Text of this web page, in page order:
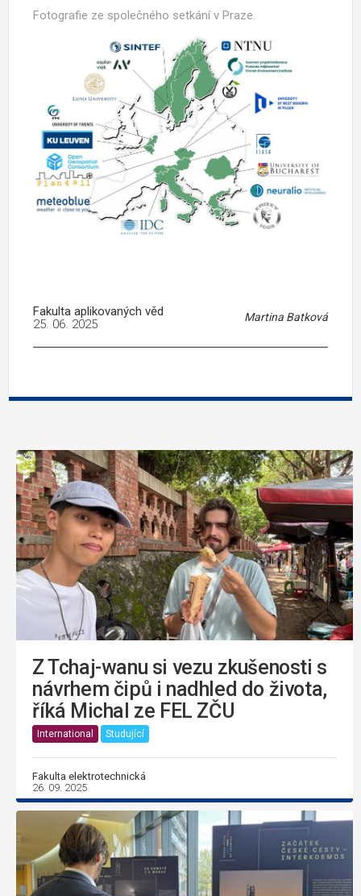
Fotografie ze společného setkání v Praze.
Fakulta aplikovaných věd Martina Batková
25. 06. 2025
Z Tchaj-wanu si vezu zkušenosti s
návrhem čipů i nadhled do života,
říká Michal ze FEL ZČU
International Studující
Fakulta elektrotechnická
26. 09. 2025